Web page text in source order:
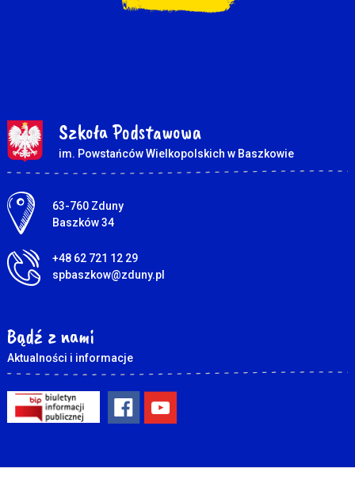
Szkoła Podstawowa
im. Powstańców Wielkopolskich w Baszkowie
Adres pocztowy:
63-760 Zduny
Baszków 34
+48 62 721 12 29
spbaszkow@zduny.pl
Bądź z nami
Aktualności i informacje